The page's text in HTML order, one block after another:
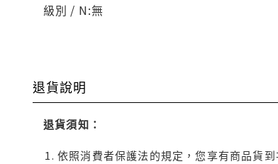
級別 / N:無
退貨說明
退貨須知：
依照消費者保護法的規定，您享有商品貨